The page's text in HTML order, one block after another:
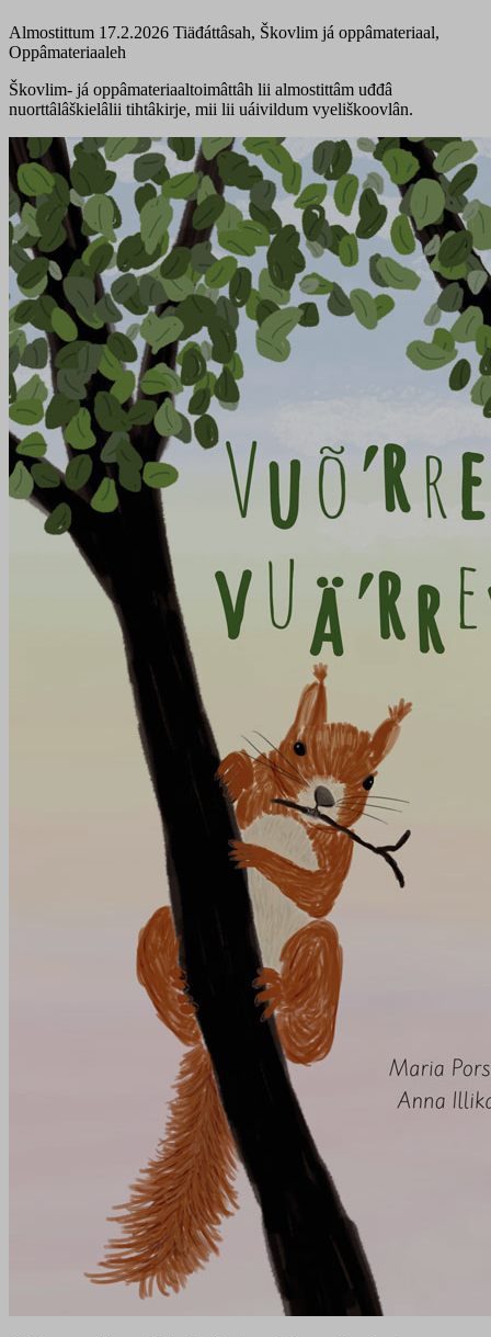
Almostittum 17.2.2026 Tiäđáttâsah, Škovlim já oppâmateriaal,
Oppâmateriaaleh
Škovlim- já oppâmateriaaltoimâttâh lii almostittâm uđđâ
nuorttâlâškielâlii tihtâkirje, mii lii uáivildum vyeliškoovlân.